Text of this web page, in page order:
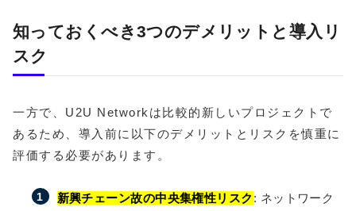
知っておくべき3つのデメリットと導入リ
スク
一方で、U2U Networkは比較的新しいプロジェクトで
あるため、導入前に以下のデメリットとリスクを慎重に
評価する必要があります。
新興チェーン故の中央集権性リスク : ネットワーク